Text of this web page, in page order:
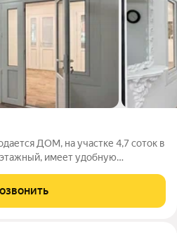
ДОМ, на участке 4,7 соток в
имеет удобную
но, требуется докончить